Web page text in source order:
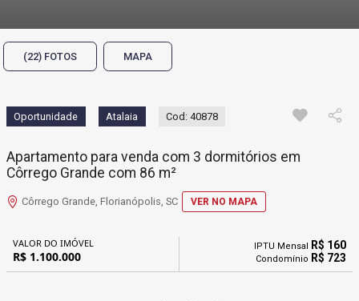
(22) FOTOS MAPA
Oportunidade Atalaia Cod: 40878
Apartamento para venda com 3 dormitórios em
Côrrego Grande com 86 m²
Côrrego Grande, Florianópolis, SC VER NO MAPA
VALOR DO IMÓVEL
R$ 1.100.000
IPTU Mensal R$ 160
Condomínio R$ 723